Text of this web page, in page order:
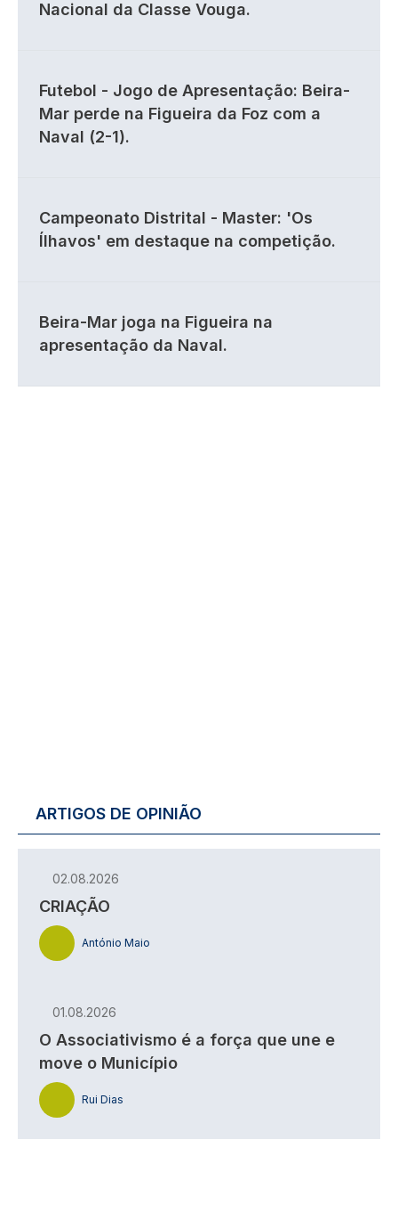
Nacional da Classe Vouga.
Futebol - Jogo de Apresentação: Beira-
Mar perde na Figueira da Foz com a
Naval (2-1).
Campeonato Distrital - Master: 'Os
Ílhavos' em destaque na competição.
Beira-Mar joga na Figueira na
apresentação da Naval.
ARTIGOS DE OPINIÃO
02.08.2026
CRIAÇÃO
António Maio
01.08.2026
O Associativismo é a força que une e
move o Município
Rui Dias